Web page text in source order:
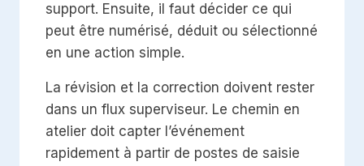
support. Ensuite, il faut décider ce qui
peut être numérisé, déduit ou sélectionné
en une action simple.
La révision et la correction doivent rester
dans un flux superviseur. Le chemin en
atelier doit capter l’événement
rapidement à partir de postes de saisie